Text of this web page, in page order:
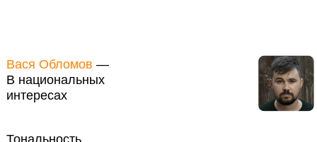
Вася Обломов —
В национальных
интересах
Тональность